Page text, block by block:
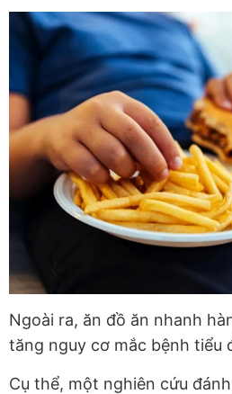
Ngoài ra, ăn đồ ăn nhanh
tăng nguy cơ mắc bệnh tiểu
Cụ thể, một nghiên cứu